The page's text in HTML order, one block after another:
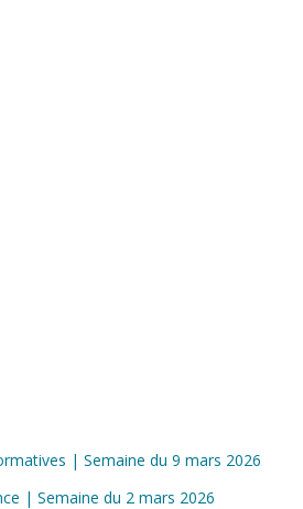
| Semaine du 9 mars 2026
| Semaine du 2 mars 2026